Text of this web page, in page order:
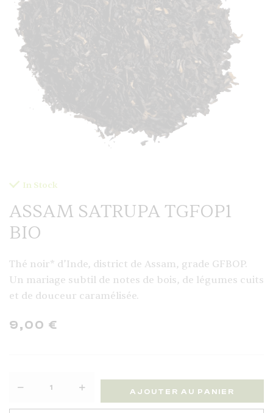
In Stock
ASSAM SATRUPA TGFOP1
BIO
Thé noir* d’Inde, district de Assam, grade GFBOP.
Un mariage subtil de notes de bois, de légumes cuits
et de douceur caramélisée.
9,00 €
AJOUTER AU PANIER